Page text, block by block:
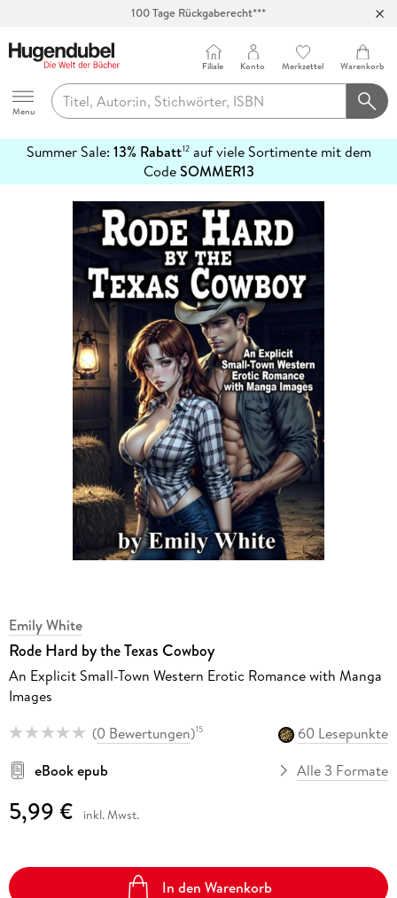
100 Tage Rückgaberecht***
Hugendubel
Menu
Filiale Konto Merkzettel Warenkorb
Summer Sale: 13% Rabatt12auf viele Sortimente mit dem
CodeSOMMER13
erfahren
Emily White
Rode Hard by the Texas Cowboy
An Explicit Small-Town Western Erotic Romance with Manga
Images
(0 Bewertungen)15
60 Lesepunkte
eBook epub
Alle 3 Formate
5,99 € inkl. Mwst.
In den Warenkorb